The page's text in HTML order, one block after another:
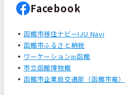
Facebook
函館市移住ナビーIJU Navi
函館市ふるさと納税
ワーケーションin函館
市立函館博物館
函館市企業局交通部（函館市電）